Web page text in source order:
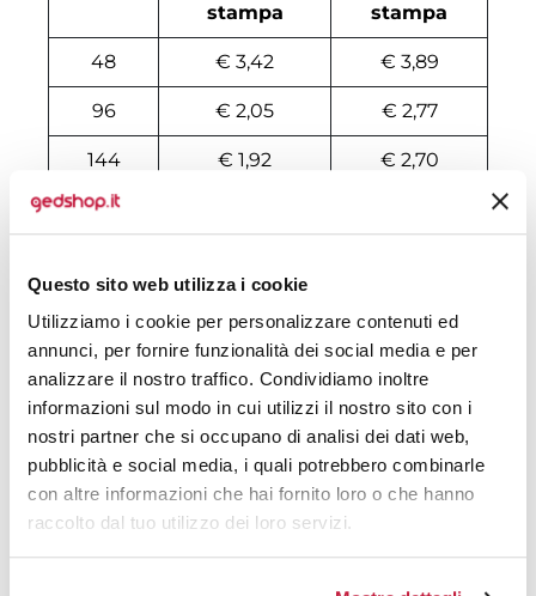
Questo sito web utilizza i cookie
Utilizziamo i cookie per personalizzare contenuti ed
annunci, per fornire funzionalità dei social media e per
analizzare il nostro traffico. Condividiamo inoltre
informazioni sul modo in cui utilizzi il nostro sito con i
nostri partner che si occupano di analisi dei dati web,
pubblicità e social media, i quali potrebbero combinarle
con altre informazioni che hai fornito loro o che hanno
raccolto dal tuo utilizzo dei loro servizi.
stampa
stampa
48 € 3,42 € 3,89
96 € 2,05 € 2,77
144 € 1,92 € 2,70
192
432 € 1,57 € 2,21
912 € 1,50 € 1,97
1392 € 1,50 € 1,94
47952 € 1,39 € 1,58
48000 € 1,39 € 1,58